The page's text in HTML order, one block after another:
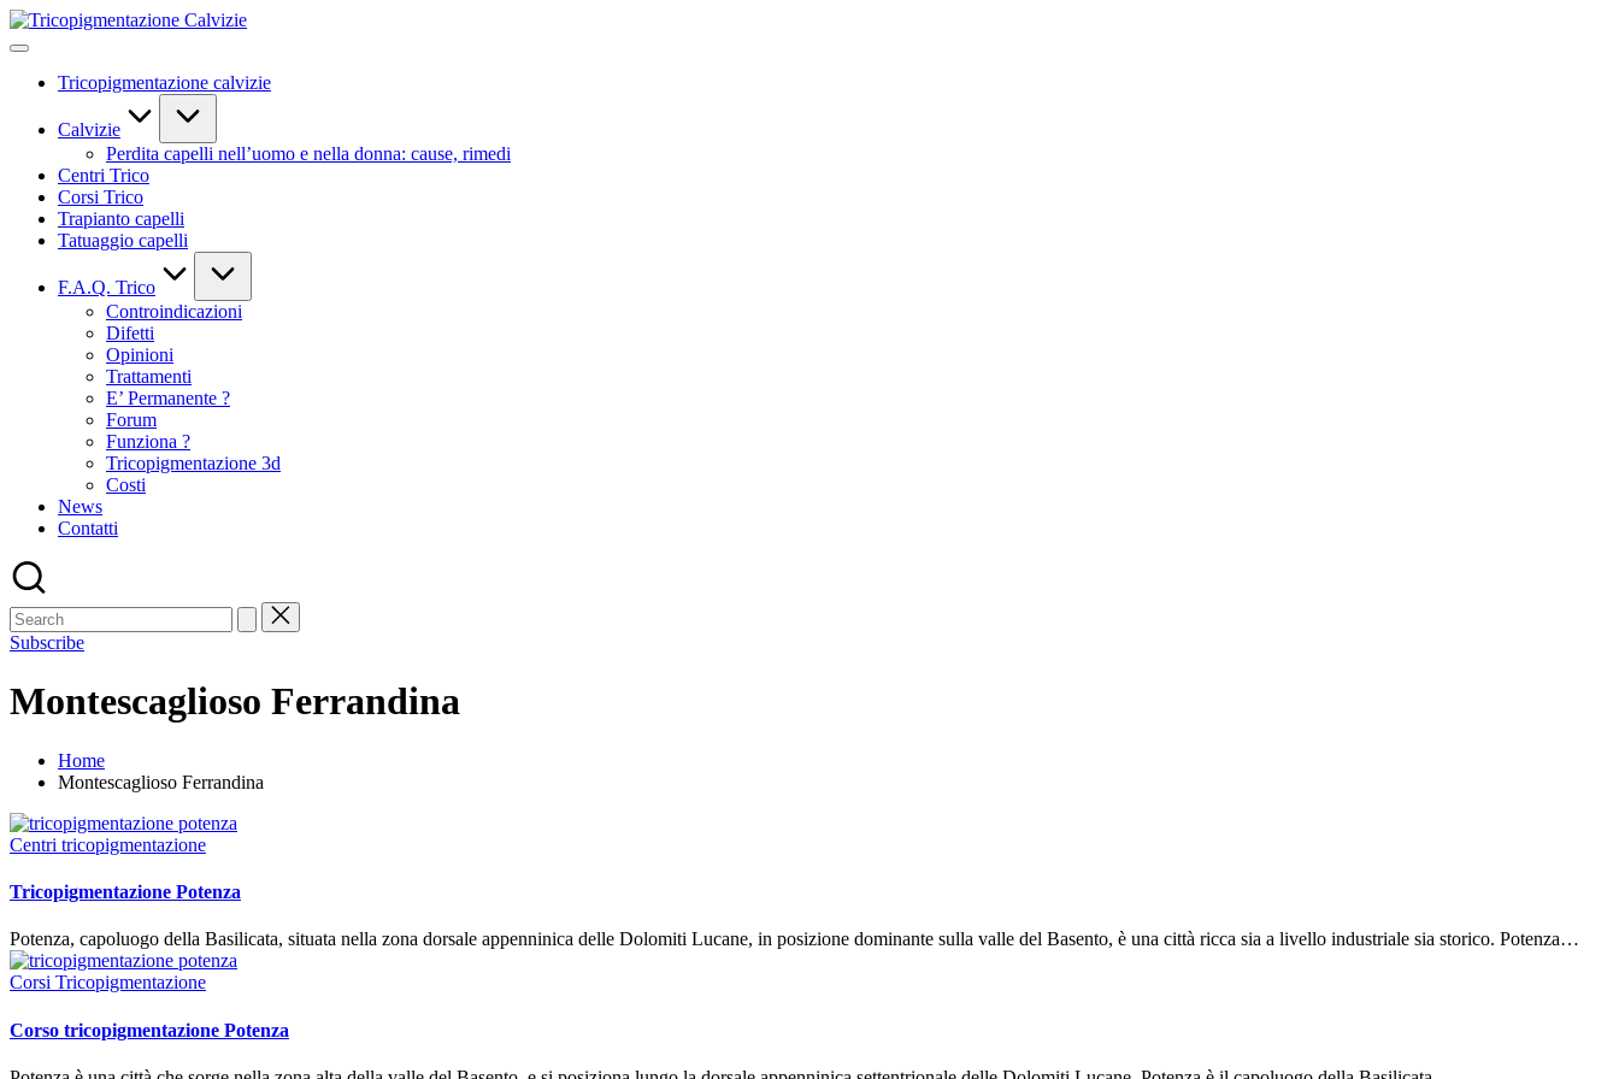
Skip
to
Tricopigmentazione
Tricopigmentazione calvizie
Calvizie
Perdita capelli nell’uomo e nella donna: cause, rimedi
Centri Trico
Corsi Trico
Trapianto capelli
Tatuaggio capelli
F.A.Q. Trico
Controindicazioni
Difetti
Opinioni
Trattamenti
E’ Permanente ?
Forum
Funziona ?
Tricopigmentazione 3d
Costi
News
Contatti
Subscribe
Montescaglioso Ferrandina
Home
Montescaglioso Ferrandina
Posted
Centri tricopigmentazione
Tricopigmentazione Potenza
Potenza, capoluogo della Basilicata, situata nella zona dorsale appenninica delle Dolomiti Lucane, in posizione dominante sulla valle del Basento, è una città ricca sia a livello industriale sia storico. Potenza…
Posted
Corsi Tricopigmentazione
Corso tricopigmentazione Potenza